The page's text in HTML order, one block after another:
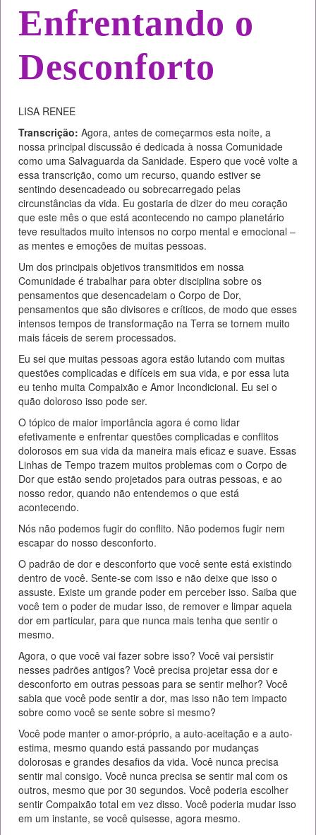
Enfrentando o
Desconforto
LISA RENEE
Transcrição: Agora, antes de começarmos esta noite, a
nossa principal discussão é dedicada à nossa Comunidade
como uma Salvaguarda da Sanidade. Espero que você volte a
essa transcrição, como um recurso, quando estiver se
sentindo desencadeado ou sobrecarregado pelas
circunstâncias da vida. Eu gostaria de dizer do meu coração
que este mês o que está acontecendo no campo planetário
teve resultados muito intensos no corpo mental e emocional –
as mentes e emoções de muitas pessoas.
Um dos principais objetivos transmitidos em nossa
Comunidade é trabalhar para obter disciplina sobre os
pensamentos que desencadeiam o Corpo de Dor,
pensamentos que são divisores e críticos, de modo que esses
intensos tempos de transformação na Terra se tornem muito
mais fáceis de serem processados.
Eu sei que muitas pessoas agora estão lutando com muitas
questões complicadas e difíceis em sua vida, e por essa luta
eu tenho muita Compaixão e Amor Incondicional. Eu sei o
quão doloroso isso pode ser.
O tópico de maior importância agora é como lidar
efetivamente e enfrentar questões complicadas e conflitos
dolorosos em sua vida da maneira mais eficaz e suave. Essas
Linhas de Tempo trazem muitos problemas com o Corpo de
Dor que estão sendo projetados para outras pessoas, e ao
nosso redor, quando não entendemos o que está
acontecendo.
Nós não podemos fugir do conflito. Não podemos fugir nem
escapar do nosso desconforto.
O padrão de dor e desconforto que você sente está existindo
dentro de você. Sente-se com isso e não deixe que isso o
assuste. Existe um grande poder em perceber isso. Saiba que
você tem o poder de mudar isso, de remover e limpar aquela
dor em particular, para que nunca mais tenha que sentir o
mesmo.
Agora, o que você vai fazer sobre isso? Você vai persistir
nesses padrões antigos? Você precisa projetar essa dor e
desconforto em outras pessoas para se sentir melhor? Você
sabia que você pode sentir a dor, mas isso não tem impacto
sobre como você se sente sobre si mesmo?
Você pode manter o amor-próprio, a auto-aceitação e a auto-
estima, mesmo quando está passando por mudanças
dolorosas e grandes desafios da vida. Você nunca precisa
sentir mal consigo. Você nunca precisa se sentir mal com os
outros, mesmo que por 30 segundos. Você poderia escolher
sentir Compaixão total em vez disso. Você poderia mudar isso
em um instante, se você quisesse, agora mesmo.